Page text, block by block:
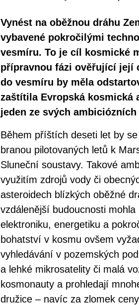
Vynést na oběžnou dráhu
vybavené pokročilými
vesmíru. To je cíl kosmické
přípravnou fázi ověřující její
do vesmíru by měla
zaštítila Evropská kosmická
jeden ze svých
Během příštích deseti let by
branou pilotovaných letů k
Sluneční soustavy. Takové
využitím zdrojů vody či
asteroidech blízkých oběžné
vzdálenější budoucnosti
elektroniku, energetiku a
bohatství v kosmu ovšem
vyhledávání v pozemských
a lehké mikrosatelity či malá
kosmonauty a prohledají
družice – navíc za zlomek